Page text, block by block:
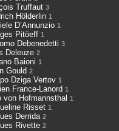
Truffaut 3
Hölderlin 1
D’Annunzio 1
Pitöeff 1
Debenedetti 3
Deleuze 2
Baioni 1
Gould 2
Dziga Vertov 1
France-Lanord 1
von Hofmannsthal 1
Risset 1
Derrida 2
Rivette 2